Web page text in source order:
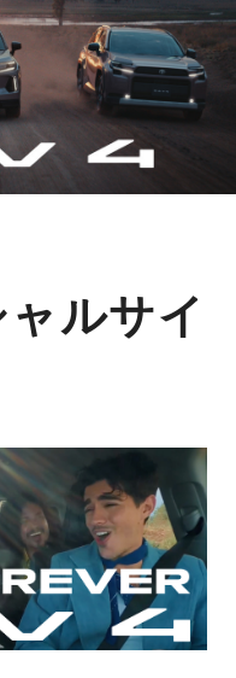
ルサイ